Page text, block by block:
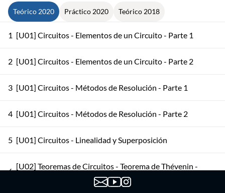
Teórico 2020 Práctico 2020 Teórico 2018
1 [U01] Circuitos - Elementos de un Circuito - Parte 1
2 [U01] Circuitos - Elementos de un Circuito - Parte 2
3 [U01] Circuitos - Métodos de Resolución - Parte 1
4 [U01] Circuitos - Métodos de Resolución - Parte 2
5 [U01] Circuitos - Linealidad y Superposición
6 [U02] Teoremas de Circuitos - Teorema de Thévenin -